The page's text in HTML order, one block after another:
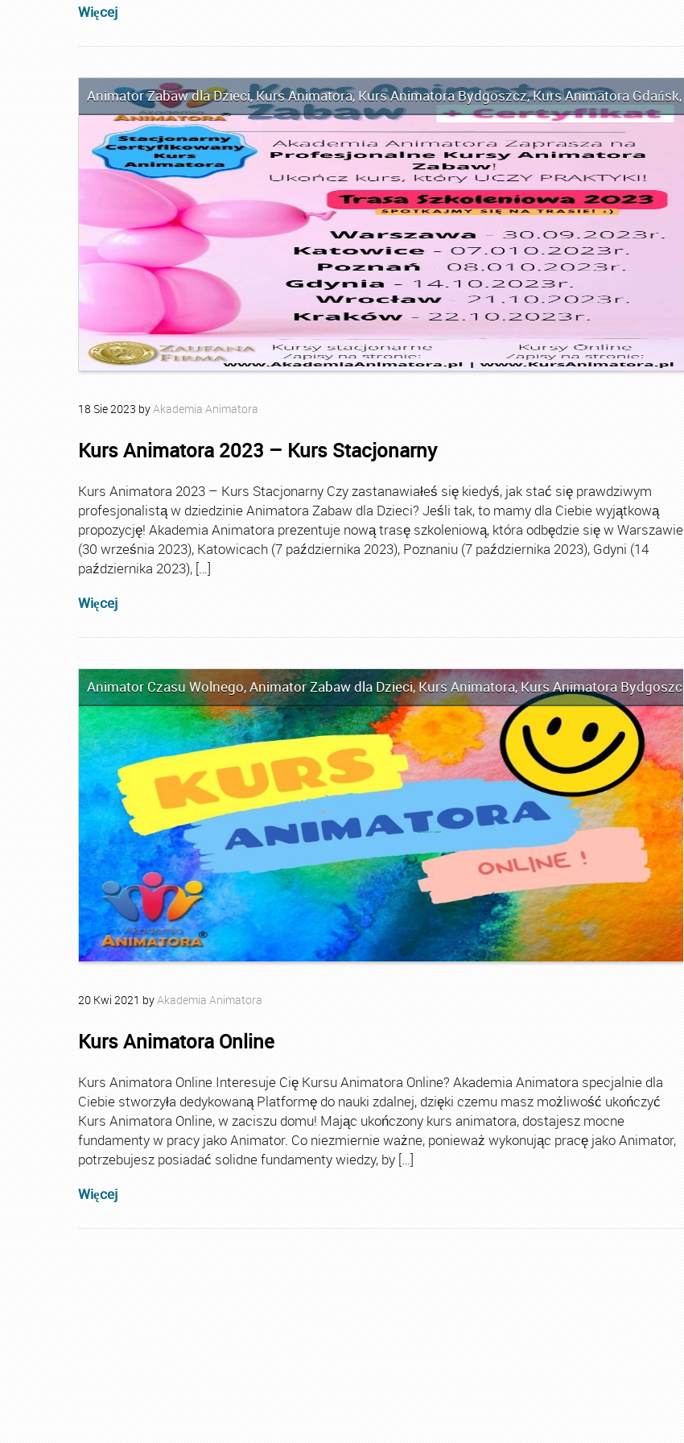
Więcej
Animator Zabaw dla Dzieci,Kurs Animatora, Kurs Animatora Bydgoszcz,Kurs Animatora Gdańsk,
18 Sie2023 byAkademia Animatora
Kurs Animatora 2023 – Kurs Stacjonarny
Kurs Animatora 2023 – Kurs Stacjonarny Czy zastanawiałeś się kiedyś, jak stać się prawdziwym
profesjonalistą w dziedzinie Animatora Zabaw dla Dzieci? Jeśli tak, to mamy dla Ciebie wyjątkową
propozycję! Akademia Animatora prezentuje nową trasę szkoleniową, która odbędzie się w Warszawie
(30 września 2023), Katowicach (7 października 2023), Poznaniu (7 października 2023), Gdyni (14
października 2023), […]
Więcej
Animator Czasu Wolnego,Animator Zabaw dla Dzieci,Kurs Animatora,Kurs Animatora Bydgoszcz
20 Kwi 2021 byAkademia Animatora
Kurs Animatora Online
Kurs Animatora Online Interesuje Cię Kursu Animatora Online? Akademia Animatora specjalnie dla
Ciebie stworzyła dedykowaną Platformę do nauki zdalnej, dzięki czemu masz możliwość ukończyć
Kurs Animatora Online, w zaciszu domu! Mając ukończony kurs animatora, dostajesz mocne
fundamenty w pracy jako Animator. Co niezmiernie ważne, ponieważ wykonując pracę jako Animator,
potrzebujesz posiadać solidne fundamenty wiedzy, by […]
Więcej